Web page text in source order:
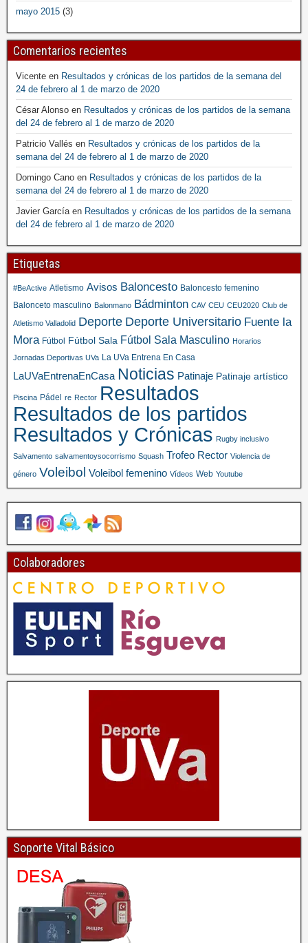
mayo 2015 (3)
Comentarios recientes
Vicente en Resultados y crónicas de los partidos de la semana del
24 de febrero al 1 de marzo de 2020
César Alonso en Resultados y crónicas de los partidos de la semana
del 24 de febrero al 1 de marzo de 2020
Patricio Vallés en Resultados y crónicas de los partidos de la
semana del 24 de febrero al 1 de marzo de 2020
Domingo Cano en Resultados y crónicas de los partidos de la
semana del 24 de febrero al 1 de marzo de 2020
Javier García en Resultados y crónicas de los partidos de la semana
del 24 de febrero al 1 de marzo de 2020
Etiquetas
#BeActive Atletismo Avisos Baloncesto Baloncesto femenino
Balonceto masculino Balonmano Bádminton CAV CEU CEU2020 Club de
Atletismo Valladolid Deporte Deporte Universitario Fuente la
Mora Fútbol Fútbol Sala Fútbol Sala Masculino Horarios
Jornadas Deportivas UVa La UVa Entrena En Casa
LaUVaEntrenaEnCasa Noticias Patinaje Patinaje artístico
Piscina Pádel re Rector Resultados
Resultados de los partidos
Resultados y Crónicas Rugby inclusivo
Salvamento salvamentoysocorrismo Squash Trofeo Rector Violencia de
género Voleibol Voleibol femenino Vídeos Web Youtube
Colaboradores
Soporte Vital Básico